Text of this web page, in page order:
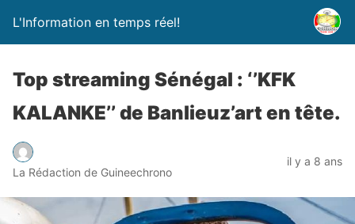
L'Information en temps réel!
Top streaming Sénégal : ‘’KFK
KALANKE’’ de Banlieuz’art en tête.
La Rédaction de Guineechrono
il y a 8 ans